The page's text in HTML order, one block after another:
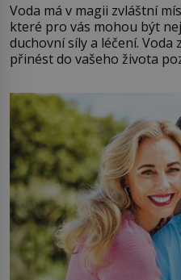
Voda má v magii zvláštní
které pro vás mohou být
duchovní síly a léčení.
přinést do vašeho života
můžete obohatit své rituály
větší harmonii a klid. Je